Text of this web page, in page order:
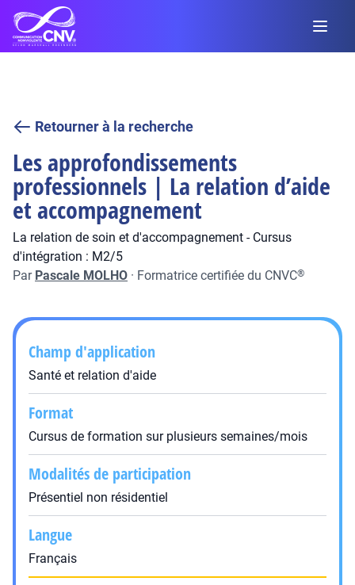
Retourner à la recherche
Les approfondissements
professionnels | La relation d’aide
et accompagnement
La relation de soin et d'accompagnement - Cursus
d'intégration : M2/5
Par Pascale MOLHO · Formatrice certifiée du CNVC®
Champ d'application
Santé et relation d'aide
Format
Cursus de formation sur plusieurs semaines/mois
Modalités de participation
Présentiel non résidentiel
Langue
Français